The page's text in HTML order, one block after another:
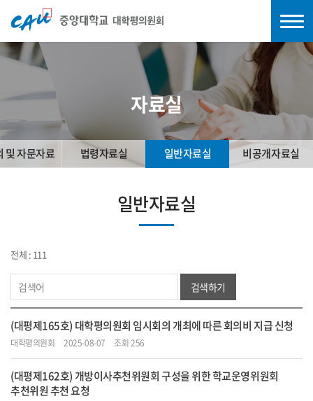
자료실
및 자문자료 법령자료실 일반자료실 비공개자료실
일반자료실
전체 : 111
검색하기
(대평제165호) 대학평의원회 임시회의 개최에 따른 회의비 지급 신청
대학평의원회 2025-08-07 조회 256
(대평제162호) 개방이사추천위원회 구성을 위한 학교운영위원회
추천위원 추천 요청